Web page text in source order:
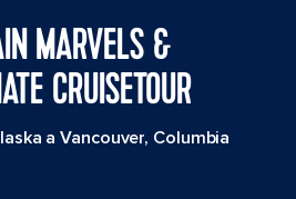
MARVELS &
CRUISETOUR
a Vancouver, Columbia